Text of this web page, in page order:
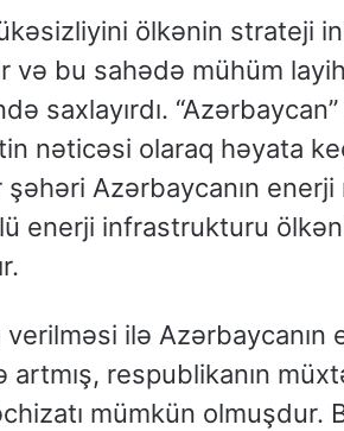
ölkənin strateji
bu sahədə mühüm
saxlayırdı.
nəticəsi olaraq həyata
Azərbaycanın
enerji infrastrukturu
verilməsi ilə Azərbaycanın
respublikanın
mümkün olmuşdur.